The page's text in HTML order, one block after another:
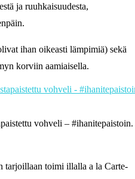
ja ruuhkaisuudesta,
ihan oikeasti lämpimiä) sekä
korviin aamiaisella.
vohveli – #ihanitepaistoin.
tarjoillaan toimi illalla a la Carte-